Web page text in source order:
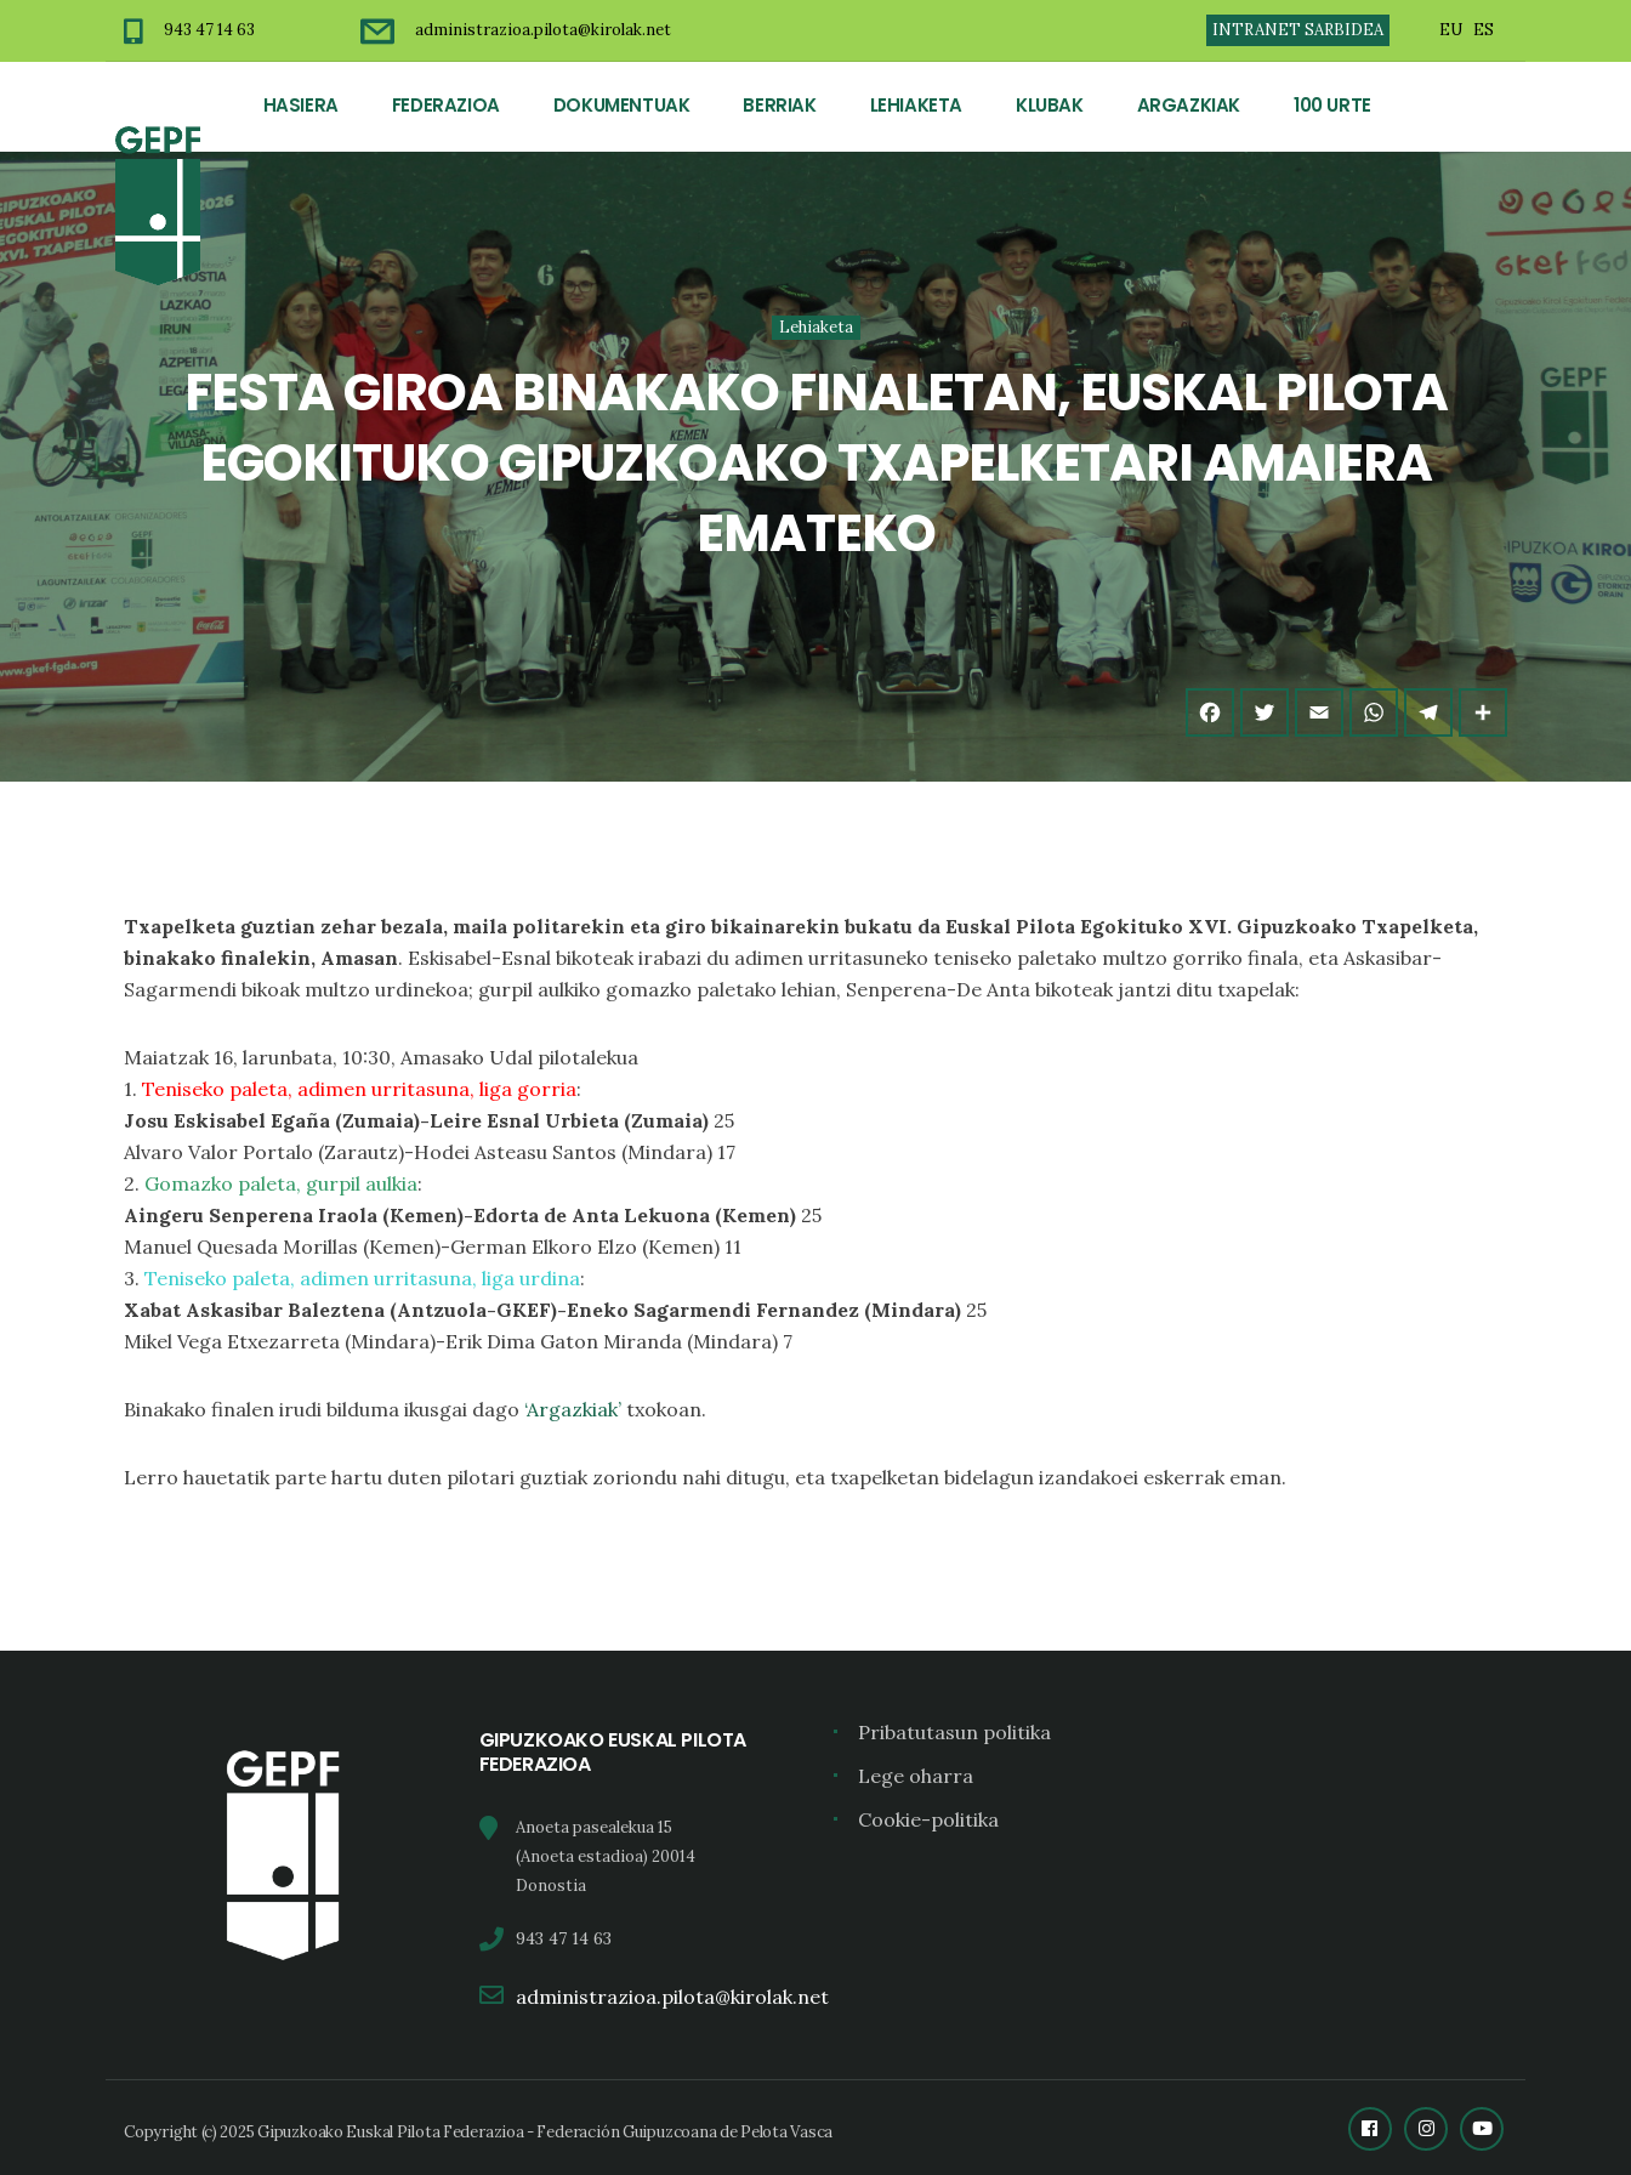
943 47 14 63 administrazioa.pilota@kirolak.net INTRANET SARBIDEA EU ES
HASIERA FEDERAZIOA DOKUMENTUAK BERRIAK LEHIAKETA KLUBAK ARGAZKIAK 100 URTE
Lehiaketa
FESTA GIROA BINAKAKO FINALETAN, EUSKAL PILOTA
EGOKITUKO GIPUZKOAKO TXAPELKETARI AMAIERA
EMATEKO
Txapelketa guztian zehar bezala, maila politarekin eta giro bikainarekin bukatu da Euskal Pilota Egokituko XVI. Gipuzkoako Txapelketa,
binakako finalekin, Amasan. Eskisabel-Esnal bikoteak irabazi du adimen urritasuneko teniseko paletako multzo gorriko finala, eta Askasibar-
Sagarmendi bikoak multzo urdinekoa; gurpil aulkiko gomazko paletako lehian, Senperena-De Anta bikoteak jantzi ditu txapelak:
Maiatzak 16, larunbata, 10:30, Amasako Udal pilotalekua
1. Teniseko paleta, adimen urritasuna, liga gorria:
Josu Eskisabel Egaña (Zumaia)-Leire Esnal Urbieta (Zumaia) 25
Alvaro Valor Portalo (Zarautz)-Hodei Asteasu Santos (Mindara) 17
2. Gomazko paleta, gurpil aulkia:
Aingeru Senperena Iraola (Kemen)-Edorta de Anta Lekuona (Kemen) 25
Manuel Quesada Morillas (Kemen)-German Elkoro Elzo (Kemen) 11
3. Teniseko paleta, adimen urritasuna, liga urdina:
Xabat Askasibar Baleztena (Antzuola-GKEF)-Eneko Sagarmendi Fernandez (Mindara) 25
Mikel Vega Etxezarreta (Mindara)-Erik Dima Gaton Miranda (Mindara) 7
Binakako finalen irudi bilduma ikusgai dago ‘Argazkiak’ txokoan.
Lerro hauetatik parte hartu duten pilotari guztiak zoriondu nahi ditugu, eta txapelketan bidelagun izandakoei eskerrak eman.
GIPUZKOAKO EUSKAL PILOTA
FEDERAZIOA
Anoeta pasealekua 15
(Anoeta estadioa) 20014
Donostia
943 47 14 63
administrazioa.pilota@kirolak.net
Pribatutasun politika
Lege oharra
Cookie-politika
Copyright (c) 2025 Gipuzkoako Euskal Pilota Federazioa - Federación Guipuzcoana de Pelota Vasca